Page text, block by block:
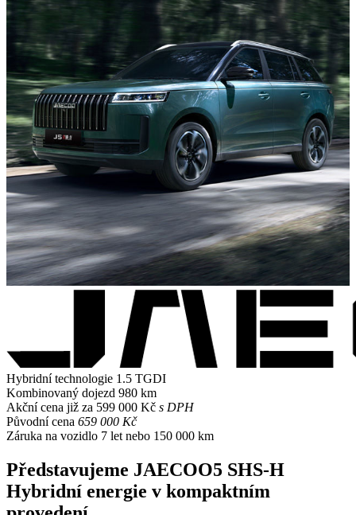
Hybridní technologie 1.5 TGDI
Kombinovaný dojezd 980 km
Akční cena již za 599 000 Kč s DPH
Původní cena 659 000 Kč
Záruka na vozidlo 7 let nebo 150 000 km
Představujeme JAECOO5 SHS-H
Hybridní energie v kompaktním